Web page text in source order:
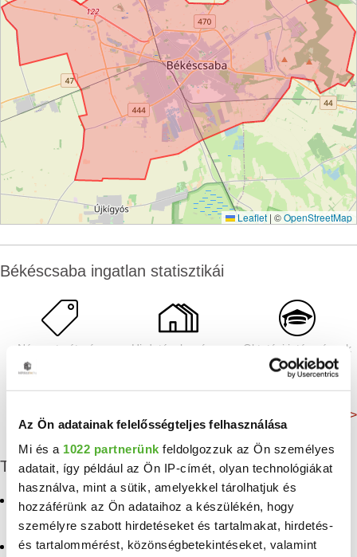
Az Ön adatainak felelősségteljes felhasználása
Mi és a 1022 partnerünk feldolgozzuk az Ön személyes
adatait, így például az Ön IP-címét, olyan technológiákat
használva, mint a sütik, amelyekkel tárolhatjuk és
hozzáférünk az Ön adataihoz a készülékén, hogy
személyre szabott hirdetéseket és tartalmakat, hirdetés-
és tartalommérést, közönségbetekintéseket, valamint
Leaflet | ©OpenStreetMap
Békéscsaba ingatlan statisztikái
Négyzetméterár:
522 E Ft/m²
Hirdetések száma: Oktatási intézmények
27 db
Még több adat >
További eladó ingatlanok
Eladó családi ház
Eladó ikerház Békéscsaba
Eladó ingatlan
Nagycsepely
Eladó ingatlan